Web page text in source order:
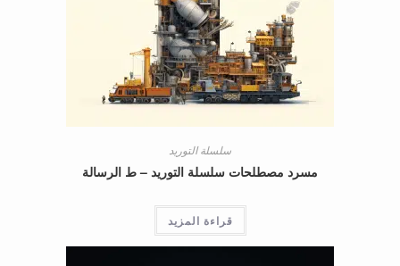
سلسلة التوريد
مسرد مصطلحات سلسلة التوريد – ط الرسالة
قراءة المزيد